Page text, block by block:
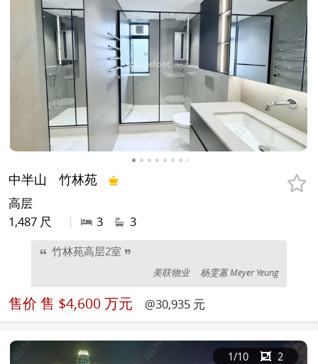
中半山 竹林苑
高层
1,487 尺
| 3 3
竹林苑高层2室
美联物业 杨雯蕙 Meyer Yeung
售价 售 $4,600 万元 @30,935 元
1/10 2